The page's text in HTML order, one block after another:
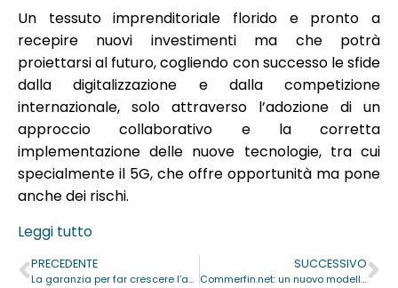
Un tessuto imprenditoriale florido e pronto a
recepire nuovi investimenti ma che potrà
proiettarsi al futuro, cogliendo con successo le sfide
dalla digitalizzazione e dalla competizione
internazionale, solo attraverso l’adozione di un
approccio collaborativo e la corretta
implementazione delle nuove tecnologie, tra cui
specialmente il 5G, che offre opportunità ma pone
anche dei rischi.
Leggi tutto
PRECEDENTE
La garanzia per far crescere l’azienda
SUCCESSIVO
Commerfin.net: un nuovo modello di rete efficiente nella gestione delle relazioni tra Confidi minori